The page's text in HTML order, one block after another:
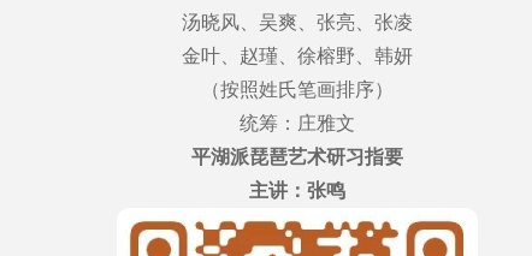
汤晓风、吴爽、张亮、张凌
金叶、赵瑾、徐榕野、韩妍
（按照姓氏笔画排序）
统筹：庄雅文
平湖派琵琶艺术研习指要
主讲：张鸣